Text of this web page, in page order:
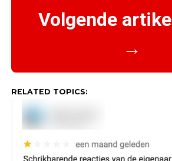
Volgende
→
RELATED TOPICS: